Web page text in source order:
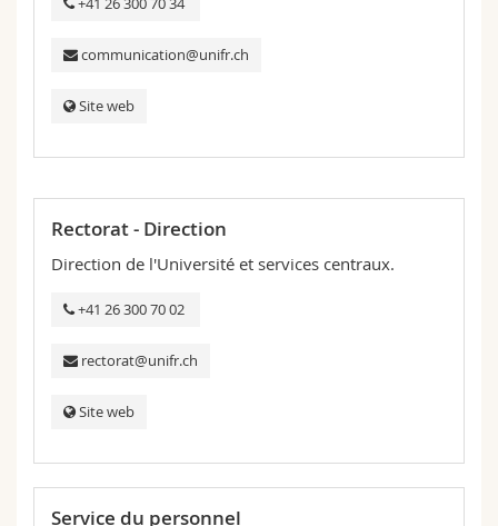
communication@unifr.ch
Site web
Rectorat - Direction
Direction de l'Université et services centraux.
+41 26 300 70 02
rectorat@unifr.ch
Site web
Service du personnel